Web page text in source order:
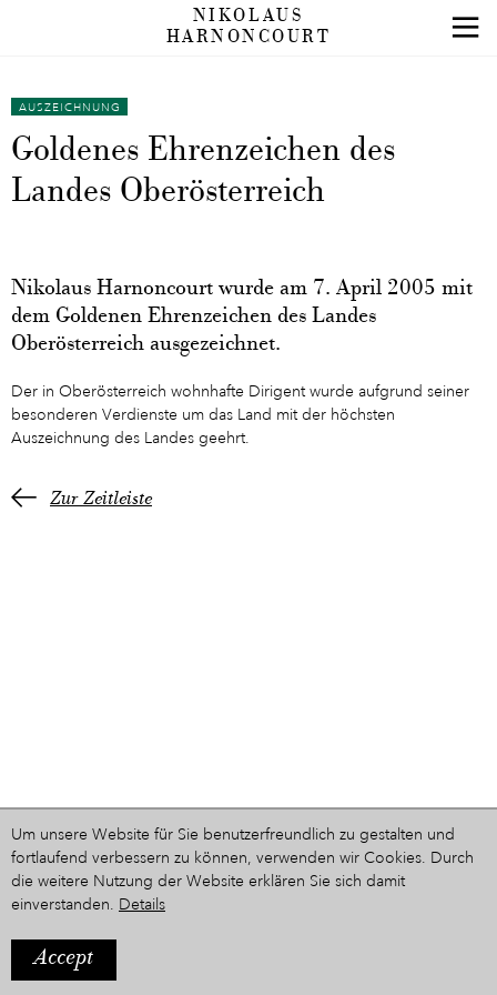
NIKOLAUS
HARNONCOURT
AUSZEICHNUNG
Goldenes Ehrenzeichen des
Landes Oberösterreich
Nikolaus Harnoncourt wurde am 7. April 2005 mit
dem Goldenen Ehrenzeichen des Landes
Oberösterreich ausgezeichnet.
Der in Oberösterreich wohnhafte Dirigent wurde aufgrund seiner
besonderen Verdienste um das Land mit der höchsten
Auszeichnung des Landes geehrt.
Zur Zeitleiste
Ein Projekt aus dem Hause
Um unsere Website für Sie benutzerfreundlich zu gestalten und
fortlaufend verbessern zu können, verwenden wir Cookies. Durch
die weitere Nutzung der Website erklären Sie sich damit
einverstanden. Details
Accept